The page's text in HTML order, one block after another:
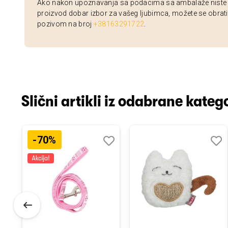
Ako nakon upoznavanja sa podacima sa ambalaže niste
proizvod dobar izbor za vašeg ljubimca, možete se
pozivom na broj +38163291722
Slični artikli iz odabrane
-70%
želja